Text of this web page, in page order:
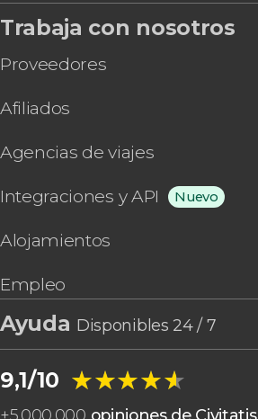
Trabaja con nosotros
Proveedores
Afiliados
Agencias de viajes
Integraciones y API Nuevo
Alojamientos
Empleo
Ayuda Disponibles 24 / 7
9,1/10 ★★★★★
★★★★★
+5.000.000 opiniones de Civitatis